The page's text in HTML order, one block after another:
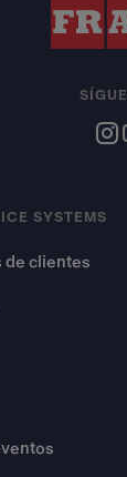
SYSTEMS
de clientes